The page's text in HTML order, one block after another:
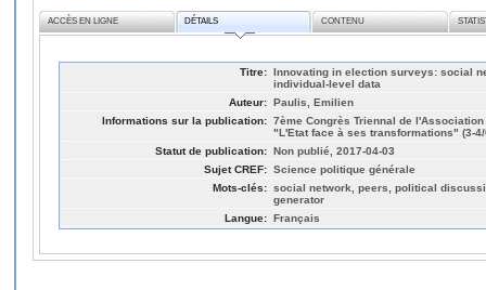
ACCÈS EN LIGNE DÉTAILS CONTENU
Titre: Innovating in election surveys: social
individual-level data
Auteur: Paulis, Emilien
Informations sur la publication: 7ème Congrès Triennal de
"L'Etat face à ses transformations" (3-4/
Statut de publication: Non publié, 2017-04-03
Sujet CREF: Science politique générale
Mots-clés: social network, peers, political
generator
Langue: Français